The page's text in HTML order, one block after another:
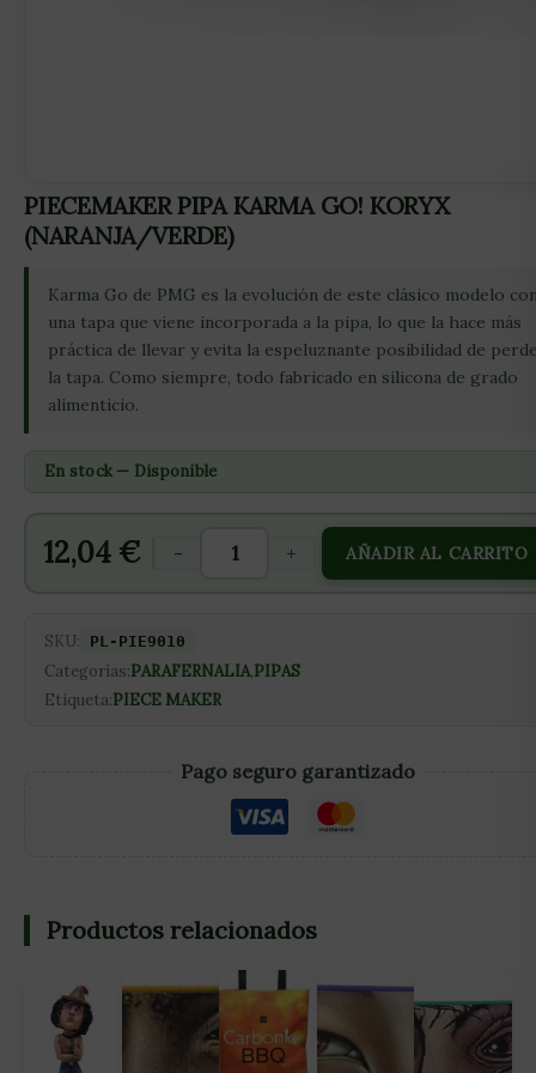
PIECEMAKER PIPA KARMA GO! KORYX
(NARANJA/VERDE)
Karma Go de PMG es la evolución de este clásico modelo
una tapa que viene incorporada a la pipa, lo que la hace más
práctica de llevar y evita la espeluznante posibilidad de
la tapa. Como siempre, todo fabricado en silicona de grado
alimenticio.
En stock — Disponible
12,04 € - + AÑADIR AL CARRITO
SKU: PL-PIE9010
Categorías:PARAFERNALIA,PIPAS
Etiqueta:PIECE MAKER
Pago seguro garantizado
Productos relacionados